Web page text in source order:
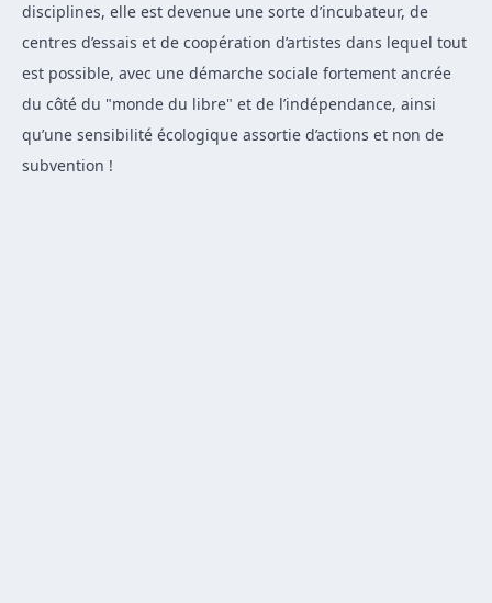
disciplines, elle est devenue une sorte d’incubateur, de
centres d’essais et de coopération d’artistes dans lequel tout
est possible, avec une démarche sociale fortement ancrée
du côté du "monde du libre" et de l’indépendance, ainsi
qu’une sensibilité écologique assortie d’actions et non de
subvention !